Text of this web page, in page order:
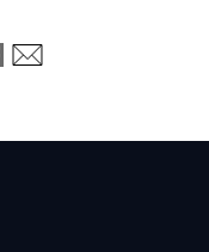
LinkedIn
sur Mastodon
sur Bluesky
Partager sur Facebook